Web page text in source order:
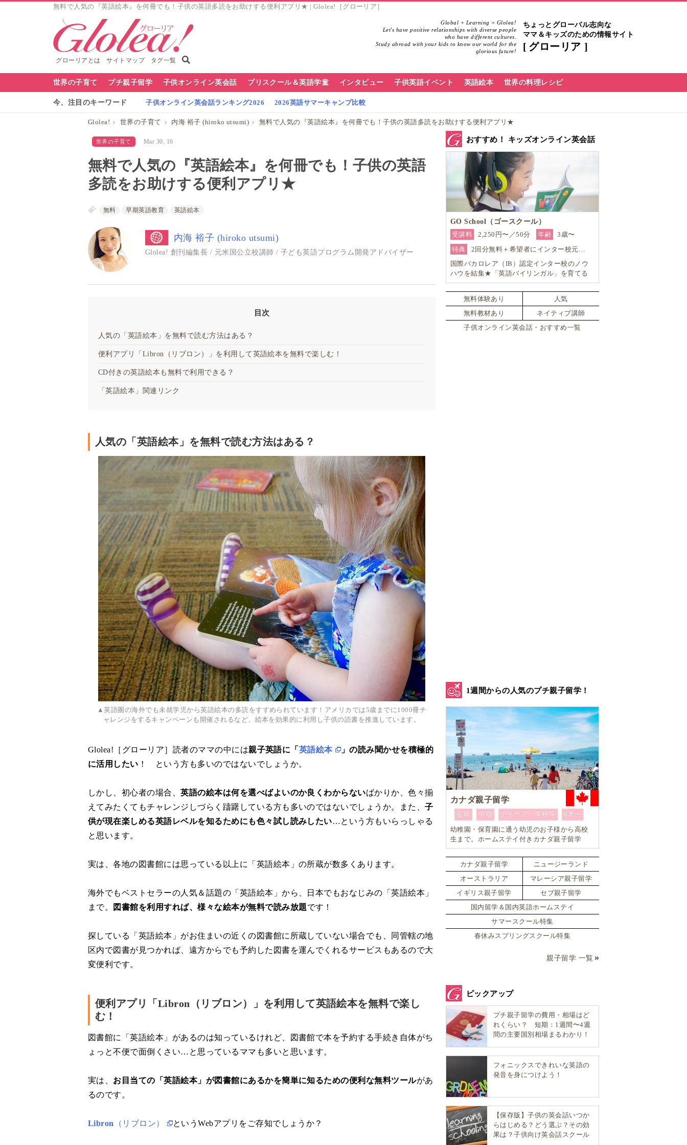
無料で人気の『英語絵本』を何冊でも！子供の英語多読をお助けする便利アプリ★ | Glolea!［グローリア］
グローリアとは サイトマップ タグ一覧
Global + Learning = Glolea!
Let's have positive relationships with diverse people
who have different cultures.
Study abroad with your kids to know our world for the
glorious future!
ちょっとグローバル志向な
ママ＆キッズのための情報サイト
グローリア
世界の子育て プチ親子留学 子供オンライン英会話 プリスクール＆英語学童 インタビュー 子供英語イベント 英語絵本 世界の料理レシピ
今、注目のキーワード 子供オンライン英会話ランキング2026 2026英語サマーキャンプ比較
Glolea! 世界の子育て 内海 裕子 (hiroko utsumi) 無料で人気の『英語絵本』を何冊でも！子供の英語多読をお助けする便利アプリ★
世界の子育て Mar 30, 16
無料で人気の『英語絵本』を何冊でも！子供の英語
多読をお助けする便利アプリ★
無料 早期英語教育 英語絵本
内海 裕子 (hiroko utsumi)
Glolea! 創刊編集長 / 元米国公立校講師 / 子ども英語プログラム開発アドバイザー
目次
人気の「英語絵本」を無料で読む方法はある？
便利アプリ「Libron（リブロン）」を利用して英語絵本を無料で楽しむ！
CD付きの英語絵本も無料で利用できる？
「英語絵本」関連リンク
人気の「英語絵本」を無料で読む方法はある？
▲英語圏の海外でも未就学児から英語絵本の多読をすすめられています！アメリカでは5歳までに1000冊チ
ャレンジをするキャンペーンも開催されるなど、絵本を効果的に利用し子供の読書を推進しています。
Glolea!［グローリア］読者のママの中には親子英語に「 英語絵本
」の読み聞かせを積極的
に活用したい ！ という方も多いのではないでしょうか。
しかし、初心者の場合、英語の絵本は何を選べばよいのか良くわからないばかりか、色々揃
えてみたくてもチャレンジしづらく躊躇している方も多いのではないでしょうか。また、子
供が現在楽しめる英語レベルを知るためにも色々試し読みしたい…という方もいらっしゃる
と思います。
実は、各地の図書館には思っている以上に「英語絵本」の所蔵が数多くあります。
海外でもベストセラーの人気＆話題の「英語絵本」から、日本でもおなじみの「英語絵本」
まで。
図書館を利用すれば、様々な絵本が無料で読み放題です！
探している「英語絵本」がお住まいの近くの図書館に所蔵していない場合でも、同管轄の地
区内で図書が見つかれば、遠方からでも予約した図書を運んでくれるサービスもあるので大
変便利です。
便利アプリ「Libron（リブロン）」を利用して英語絵本を無料で楽し
む！
図書館に「英語絵本」があるのは知っているけれど、図書館で本を予約する手続き自体がち
ょっと不便で面倒くさい…と思っているママも多いと思います。
実は、 お目当ての「英語絵本」が図書館にあるかを簡単に知るための便利な無料ツールがあ
るのです。
Libron （リブロン） というWebアプリをご存知でしょうか？
おすすめ！ キッズオンライン英会話
GO School（ゴースクール）
受講料
2,250円〜／50分 年齢
3歳〜
特典
2回分無料＋希望者にインター校元…
国際バカロレア（IB）認定インター校のノウ
ハウを結集★「英語バイリンガル」を育てる
オンライン・スクール「GO School（ゴースク
ール）」
無料体験あり
人気
無料教材あり
ネイティブ講師
子供オンライン英会話・おすすめ一覧
1週間からの人気のプチ親子留学！
カナダ親子留学
短期 中期 デイケア・学校等
0才〜
幼稚園・保育園に通う幼児のお子様から高校
生まで。ホームステイ付きカナダ親子留学
カナダ親子留学
ニュージーランド
オーストラリア
マレーシア親子留学
イギリス親子留学
セブ親子留学
国内留学＆国内英語ホームステイ
サマースクール特集
春休みスプリングスクール特集
親子留学 一覧
ピックアップ
プチ親子留学の費用・相場はど
れくらい？ 短期：1週間〜4週
間の主要国別相場まるわかり！
フォニックスできれいな英語の
発音を身につけよう！
【保存版】子供の英会話いつか
らはじめる？どう選ぶ？その効
果は？子供向け英会話スクール